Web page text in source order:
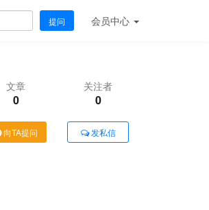
提问 会员中心
文章
0
关注者
0
向TA提问 发私信